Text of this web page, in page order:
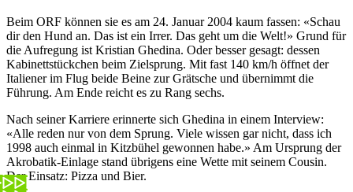
Beim ORF können sie es am 24. Januar 2004 kaum fassen: «Schau
dir den Hund an. Das ist ein Irrer. Das geht um die Welt!» Grund für
die Aufregung ist Kristian Ghedina. Oder besser gesagt: dessen
Kabinettstückchen beim Zielsprung. Mit fast 140 km/h öffnet der
Italiener im Flug beide Beine zur Grätsche und übernimmt die
Führung. Am Ende reicht es zu Rang sechs.
Nach seiner Karriere erinnerte sich Ghedina in einem Interview:
«Alle reden nur von dem Sprung. Viele wissen gar nicht, dass ich
1998 auch einmal in Kitzbühel gewonnen habe.» Am Ursprung der
Akrobatik-Einlage stand übrigens eine Wette mit seinem Cousin.
Der Einsatz: Pizza und Bier.